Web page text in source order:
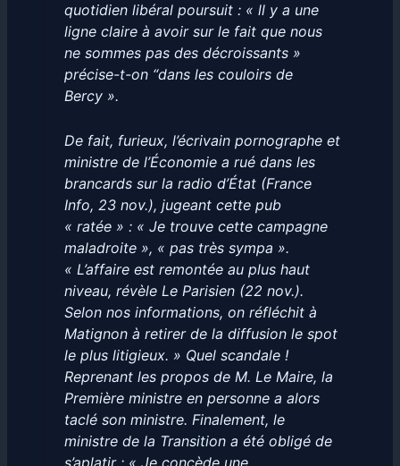
quotidien libéral poursuit : « ll y a une
ligne claire à avoir sur le fait que nous
ne sommes pas des décroissants »
précise-t-on “dans les couloirs de
Bercy ».
De fait, furieux, l’écrivain pornographe et
ministre de l’Économie a rué dans les
brancards sur la radio d’État (France
Info, 23 nov.), jugeant cette pub
« ratée » : « Je trouve cette campagne
maladroite », « pas très sympa ».
« L’affaire est remontée au plus haut
niveau, révèle Le Parisien (22 nov.).
Selon nos informations, on réfléchit à
Matignon à retirer de la diffusion le spot
le plus litigieux. » Quel scandale !
Reprenant les propos de M. Le Maire, la
Première ministre en personne a alors
taclé son ministre. Finalement, le
ministre de la Transition a été obligé de
s’aplatir : « Je concède une